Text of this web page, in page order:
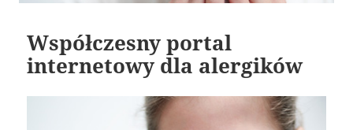
Współczesny portal
internetowy dla alergików